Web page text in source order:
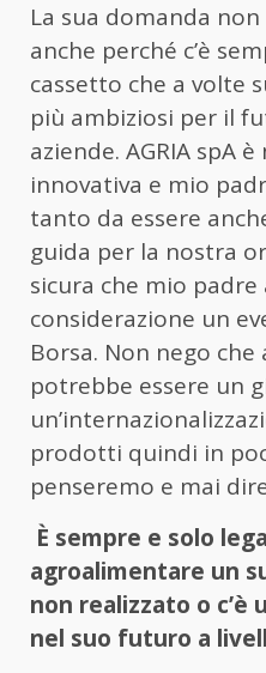
La sua domanda
anche perché c’è
cassetto che a volte
più ambiziosi per il
aziende. AGRIA spA
innovativa e mio
tanto da essere
guida per la nostra
sicura che mio
considerazione un
Borsa. Non nego
potrebbe essere un
prodotti quindi in
penseremo e mai
È sempre e solo
agroalimentare un
non realizzato o c’è
nel suo futuro a